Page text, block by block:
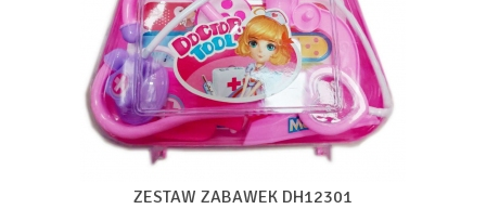
ZESTAW ZABAWEK DH12301